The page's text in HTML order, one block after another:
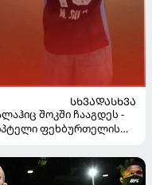
ᲡᲮᲕᲐᲓᲐᲡᲮᲕᲐ
შოკში ჩააგდეს -
ფეხბურთელის